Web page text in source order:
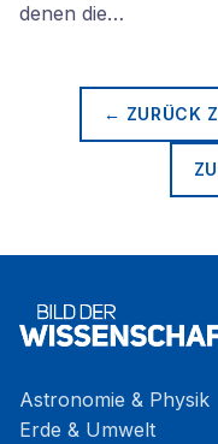
denen die…
← ZURÜCK
Astronomie & Physik
Erde & Umwelt